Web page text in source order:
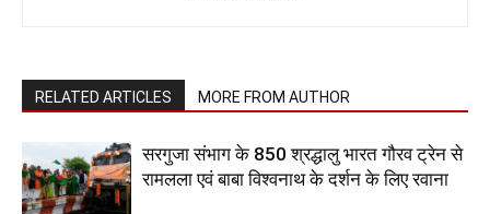
RELATED ARTICLES MORE FROM AUTHOR
सरगुजा संभाग के 850 श्रद्धालु भारत गौरव ट्रेन से
रामलला एवं बाबा विश्वनाथ के दर्शन के लिए रवाना